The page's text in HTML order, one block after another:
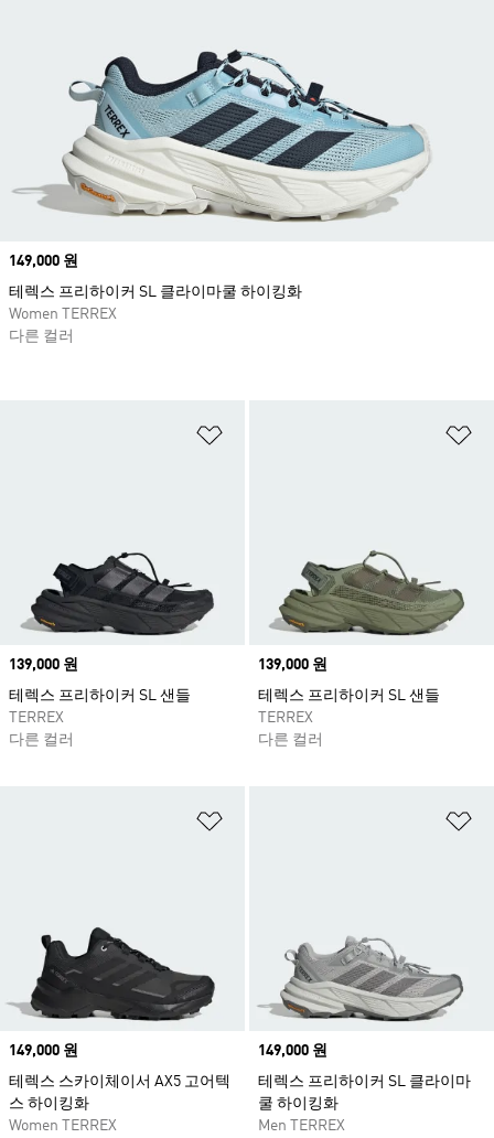
Price
139,000 원
테렉스 프리하이커 SL 샌들
TERREX
다른 컬러
Price
139,000 원
테렉스 프리하이커 SL 샌들
TERREX
다른 컬러
Price
149,000 원
테렉스 스카이체이서 AX5 고어텍
스 하이킹화
Women TERREX
Price
149,000 원
테렉스 프리하이커 SL 클라이마
쿨 하이킹화
Men TERREX
Price
149,000 원
테렉스 프리하이커 SL 클라이마쿨 하이킹화
Women TERREX
다른 컬러